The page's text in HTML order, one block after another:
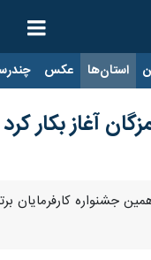
استان‌ها عکس
آغاز بکار کرد